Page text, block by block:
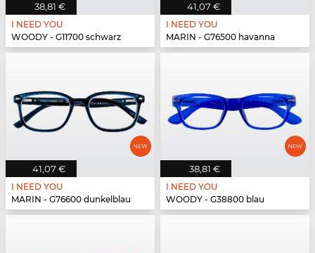
38,81 €
I NEED YOU
WOODY - G11700 schwarz
41,07 €
I NEED YOU
MARIN - G76500 havanna
41,07 €
I NEED YOU
MARIN - G76600 dunkelblau
38,81 €
I NEED YOU
WOODY - G38800 blau